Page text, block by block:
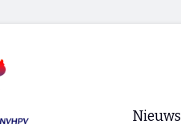
Nieuws